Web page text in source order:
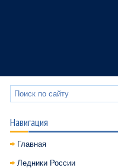
Навигация
Главная
Ледники России